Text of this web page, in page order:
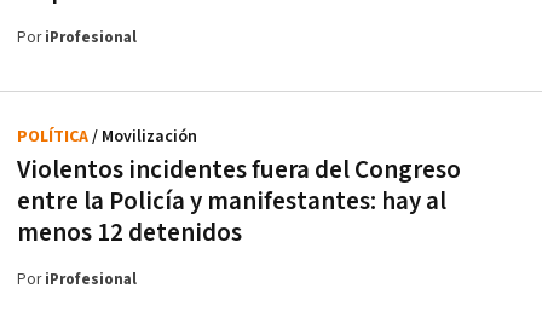
PoriProfesional
Violentos incidentes fuera del Congreso
entre la Policía y manifestantes: hay al
menos 12 detenidos
POLÍTICA/ Movilización
PoriProfesional